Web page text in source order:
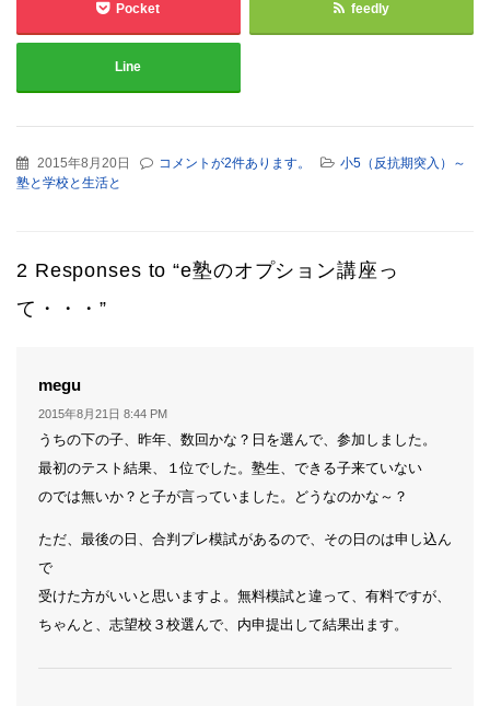
Pocket feedly
Line
2015年8月20日 コメントが2件あります。
小5（反抗期突入）～
塾と学校と生活と
2 Responses to “e塾のオプション講座っ
て・・・”
megu
り:
2015年8月21日 8:44 PM
うちの下の子、昨年、数回かな？日を選んで、参加しました。
最初のテスト結果、１位でした。塾生、できる子来ていない
のでは無いか？と子が言っていました。どうなのかな～？
ただ、最後の日、合判プレ模試があるので、その日のは申し込ん
で
受けた方がいいと思いますよ。無料模試と違って、有料ですが、
ちゃんと、志望校３校選んで、内申提出して結果出ます。